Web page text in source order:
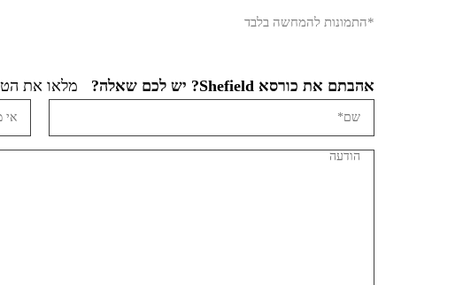
*התמונות להמחשה בלבד
אהבתם את כורסא Shefield? יש לכם שאלה? מלאו את